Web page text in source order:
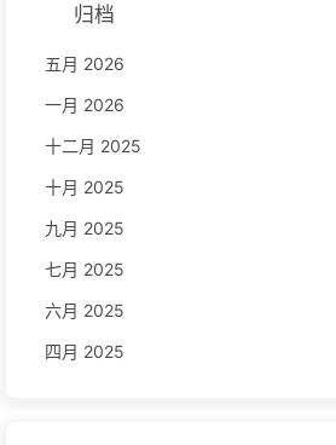
归档
五月 2026
一月 2026
十二月 2025
十月 2025
九月 2025
七月 2025
六月 2025
四月 2025